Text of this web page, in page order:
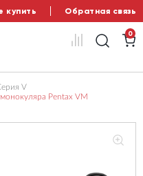
купить Обратная связь
0
V
Pentax VM